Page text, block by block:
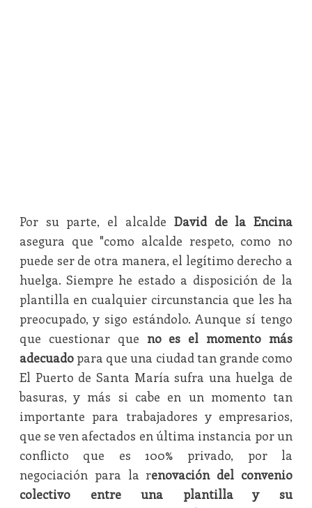
Por su parte, el alcalde David de la Encina
asegura que "como alcalde respeto, como no
puede ser de otra manera, el legítimo derecho a
huelga. Siempre he estado a disposición de la
plantilla en cualquier circunstancia que les ha
preocupado, y sigo estándolo. Aunque sí tengo
que cuestionar que no es el momento más
adecuadopara que una ciudad tan grande como
El Puerto de Santa María sufra una huelga de
basuras, y más si cabe en un momento tan
importante para trabajadores y empresarios,
que se ven afectados en última instancia por un
conflicto que es 100% privado, por la
negociación para la renovación del convenio
colectivo entre una plantilla y su